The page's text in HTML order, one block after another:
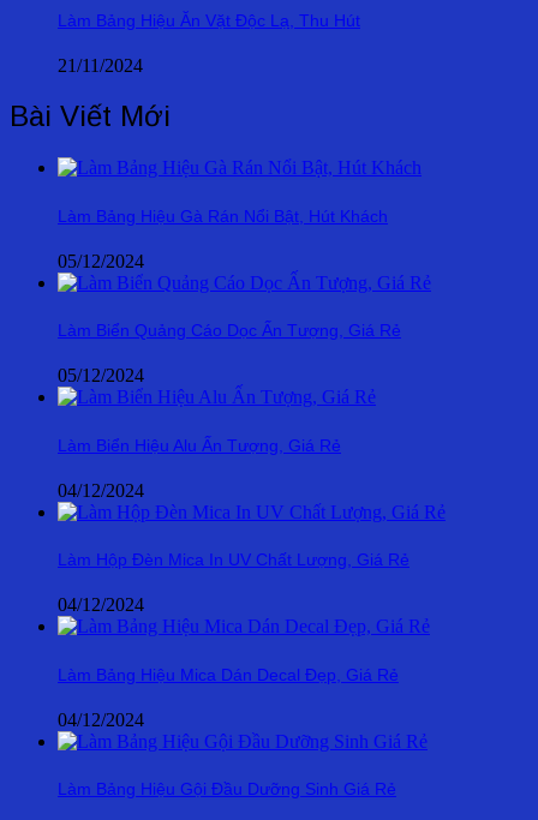
Làm Bảng Hiệu Ăn Vặt Độc Lạ, Thu Hút
21/11/2024
Bài Viết Mới
Làm Bảng Hiệu Gà Rán Nổi Bật, Hút Khách
05/12/2024
Làm Biển Quảng Cáo Dọc Ấn Tượng, Giá Rẻ
05/12/2024
Làm Biển Hiệu Alu Ấn Tượng, Giá Rẻ
04/12/2024
Làm Hộp Đèn Mica In UV Chất Lượng, Giá Rẻ
04/12/2024
Làm Bảng Hiệu Mica Dán Decal Đẹp, Giá Rẻ
04/12/2024
Làm Bảng Hiệu Gội Đầu Dưỡng Sinh Giá Rẻ